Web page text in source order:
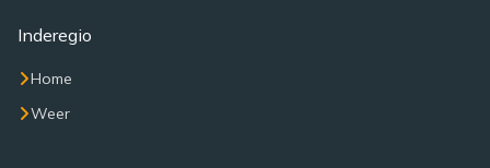
Inderegio
Home
Weer